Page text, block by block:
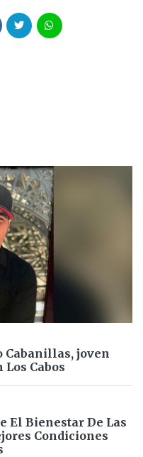
Cabanillas, joven
Los Cabos
El Bienestar De Las
Condiciones